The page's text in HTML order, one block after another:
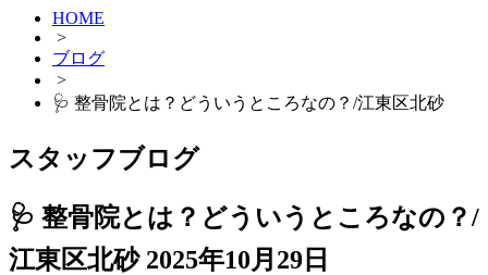
HOME
>
ブログ
>
🩺 整骨院とは？どういうところなの？/江東区北砂
スタッフブログ
🩺 整骨院とは？どういうところなの？/
江東区北砂 2025年10月29日